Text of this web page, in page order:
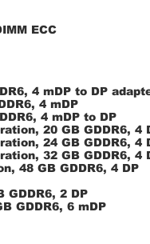
ECC
4 mDP to DP
4 mDP
4 mDP to DP
20 GB GDDR6, 4
24 GB GDDR6, 4
32 GB GDDR6, 4
48 GB GDDR6, 4 DP
GDDR6, 2 DP
GDDR6, 6 mDP